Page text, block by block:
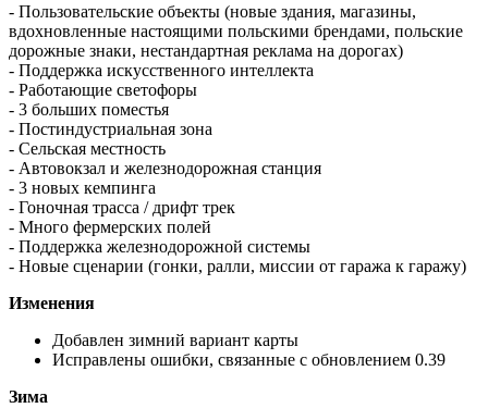
- Пользовательские объекты (новые здания, магазины,
вдохновленные настоящими польскими брендами, польские
дорожные знаки, нестандартная реклама на дорогах)
- Поддержка искусственного интеллекта
- Работающие светофоры
- 3 больших поместья
- Постиндустриальная зона
- Сельская местность
- Автовокзал и железнодорожная станция
- 3 новых кемпинга
- Гоночная трасса / дрифт трек
- Много фермерских полей
- Поддержка железнодорожной системы
- Новые сценарии (гонки, ралли, миссии от гаража к гаражу)
Изменения
Добавлен зимний вариант карты
Исправлены ошибки, связанные с обновлением 0.39
Зима